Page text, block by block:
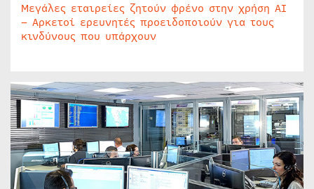
Μεγάλες εταιρείες ζητούν φρένο στην χρήση AI
– Αρκετοί ερευνητές προειδοποιούν για τους
κινδύνους που υπάρχουν